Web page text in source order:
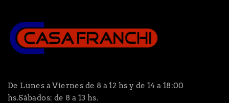
De Lunes a Viernes de 8 a 12 hs y de 14 a 18:00
hs.Sábados: de 8 a 13 hs.